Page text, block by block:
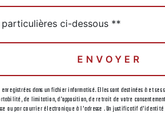
ci-dessous **
ENVOYER
dans un fichier informatisé. Elles sont destinées à et
de limitation, d’opposition, de retrait de votre
ou par courrier électronique à l'adresse . Un justificatif